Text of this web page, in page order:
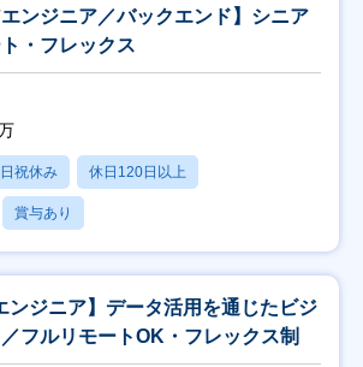
エンジニア／バックエンド】シニア
・フレックス
祝休み 休日120日以上
賞与あり
ンジニア】データ活用を通じたビジ
フルリモートOK・フレックス制